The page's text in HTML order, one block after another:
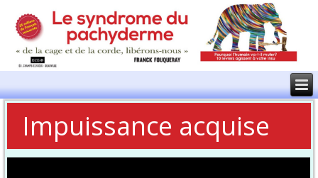
Impuissance acquise